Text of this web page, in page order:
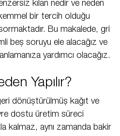
kılan nedir ve neden
bir tercih olduğu
Bu makalede, gri
beş soruyu ele alacağız ve
yardımcı olacağız.
Yapılır?
dönüştürülmüş kağıt ve
dostu üretim süreci
kalmaz, aynı zamanda bakir